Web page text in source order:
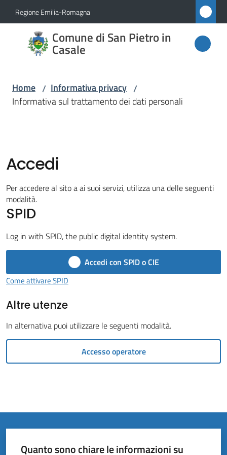
Vai al contenuto
Vai alla navigazione
Vai al footer
Regione Emilia-Romagna
Comune di San Pietro in
Casale
Comune
di San
Casale
Novità
Servizi
il
Amministrazione
Trasparente
Tutti
Home / Informativa privacy /
Informativa sul trattamento dei dati personali
Accedi
Per accedere al sito a ai suoi servizi, utilizza una delle seguenti
modalità.
SPID
Log in with SPID, the public digital identity system.
Accedi con SPID o CIE
Come attivare SPID
Altre utenze
In alternativa puoi utilizzare le seguenti modalità.
Accesso operatore
Quanto sono chiare le informazioni su